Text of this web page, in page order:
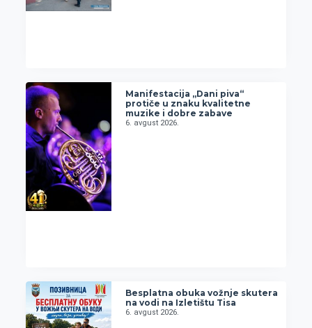
Manifestacija „Dani piva“
protiče u znaku kvalitetne
muzike i dobre zabave
6. avgust 2026.
Besplatna obuka vožnje skutera
na vodi na Izletištu Tisa
6. avgust 2026.